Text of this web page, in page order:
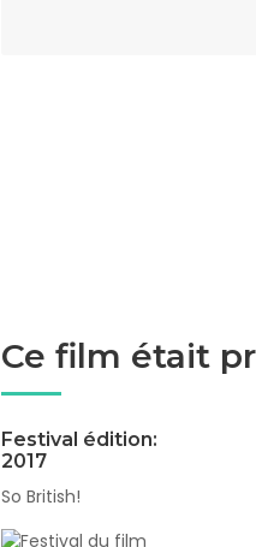
Ce film était
Festival édition:
2017
So British!